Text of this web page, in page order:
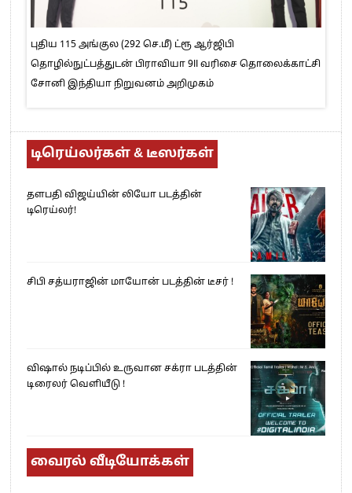
புதிய 115 அங்குல (292 செ.மீ) ட்ரூ ஆர்ஜிபி
தொழில்நுட்பத்துடன் பிராவியா 9II வரிசை தொலைக்காட்சி
சோனி இந்தியா நிறுவனம் அறிமுகம்
டிரெய்லர்கள் & டீஸர்கள்
தளபதி விஜய்யின் லியோ படத்தின்
டிரெய்லர்!
சிபி சத்யராஜின் மாயோன் படத்தின் டீசர் !
விஷால் நடிப்பில் உருவான சக்ரா படத்தின்
டிரைலர் வெளியீடு !
வைரல் வீடியோக்கள்